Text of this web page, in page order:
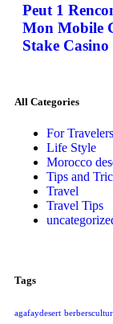
Peut 1
Mon Mobile
Stake Casino
All Categories
For Travelers
Life Style
Morocco
Tips and
Travel
Travel Tips
Tags
agafaydesert